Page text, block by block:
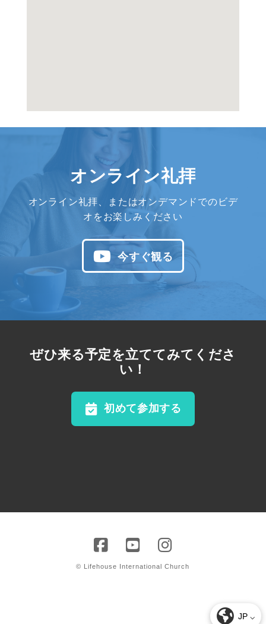
JP ⌵
オンライン礼拝
オンライン礼拝、またはオンデマンドでのビデ
オをお楽しみください
今すぐ観る
ぜひ来る予定を立ててみてくださ
い！
初めて参加する
© Lifehouse International Church